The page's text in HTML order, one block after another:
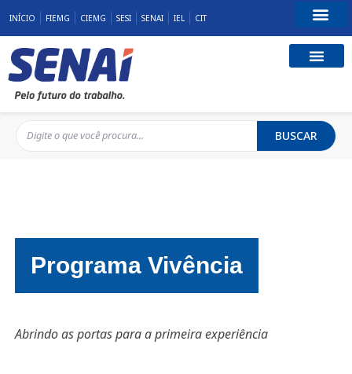
INÍCIO FIEMG CIEMG SESI SENAI IEL CIT
BUSCAR
Programa Vivência
Abrindo as portas para a primeira experiência